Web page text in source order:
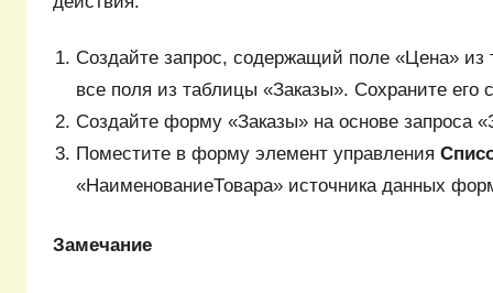
Создайте запрос, содержащий поле «Цена»
все поля из таблицы «Заказы». Сохраните его
Создайте форму «Заказы» на основе запроса
Поместите в форму элемент управления
«НаименованиеТовара» источника данных
Замечание